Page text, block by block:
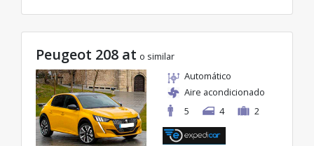
Peugeot 208 at o similar
Automático
Aire acondicionado
5
4 2